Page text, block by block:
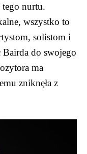
nurtu.
wszystko to
solistom i
do swojego
ma
zniknęła z